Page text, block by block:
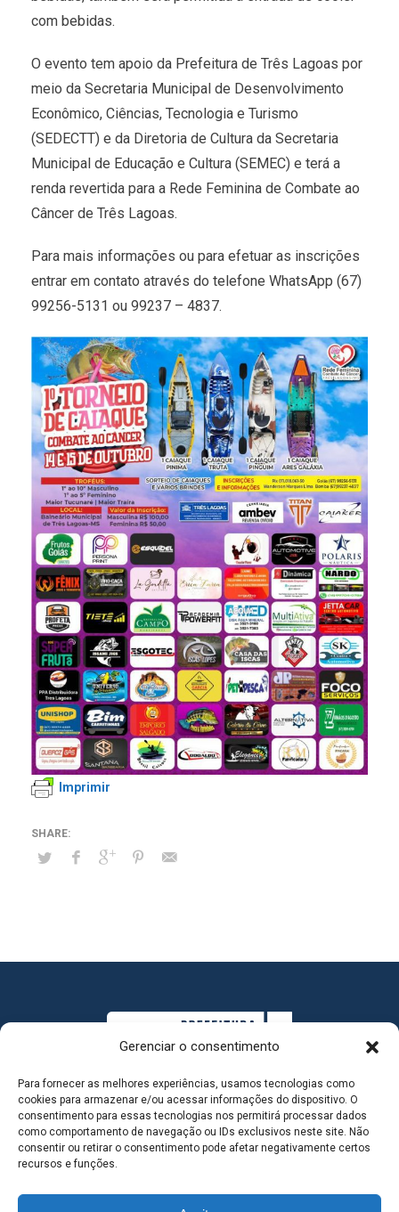
Gerenciar o consentimento
Para fornecer as melhores experiências, usamos tecnologias como
cookies para armazenar e/ou acessar informações do dispositivo. O
consentimento para essas tecnologias nos permitirá processar dados
como comportamento de navegação ou IDs exclusivos neste site. Não
consentir ou retirar o consentimento pode afetar negativamente certos
recursos e funções.
com bebidas.
O evento tem apoio da Prefeitura de Três Lagoas por
meio da Secretaria Municipal de Desenvolvimento
Econômico, Ciências, Tecnologia e Turismo
(SEDECTT) e da Diretoria de Cultura da Secretaria
Municipal de Educação e Cultura (SEMEC) e terá a
renda revertida para a Rede Feminina de Combate ao
Câncer de Três Lagoas.
Para mais informações ou para efetuar as inscrições
entrar em contato através do telefone WhatsApp (67)
99256-5131 ou 99237 – 4837.
Imprimir
MAPA DO SITE